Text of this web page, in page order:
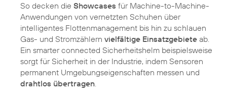
So decken die Showcases für Machine-to-Machine-
Anwendungen von vernetzten Schuhen über
intelligentes Flottenmanagement bis hin zu schlauen
Gas- und Stromzählern vielfältige Einsatzgebiete ab.
Ein smarter connected Sicherheitshelm beispielsweise
sorgt für Sicherheit in der Industrie, indem Sensoren
permanent Umgebungseigenschaften messen und
drahtlos übertragen.